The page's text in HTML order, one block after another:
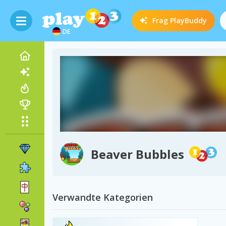
DE
Frag PlayBuddy
Beaver Bubbles
Verwandte Kategorien